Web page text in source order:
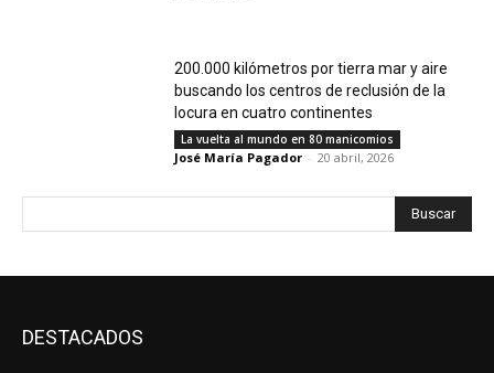
200.000 kilómetros por tierra mar y aire
buscando los centros de reclusión de la
locura en cuatro continentes
La vuelta al mundo en 80 manicomios
José María Pagador - 20 abril, 2026
Buscar
DESTACADOS